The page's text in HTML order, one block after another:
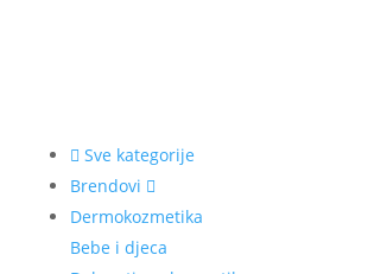
Sve kategorije
Brendovi
Dermokozmetika
Bebe i djeca